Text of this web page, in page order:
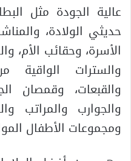
عالية الجودة مثل
حديثي الولادة،
الأسرة، وحقائب الأم،
والسترات الواقية
والقبعات، وقمصان
والجوارب والمراتب
ومجموعات الأطفال